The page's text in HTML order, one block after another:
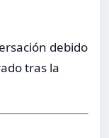
debido
tras la